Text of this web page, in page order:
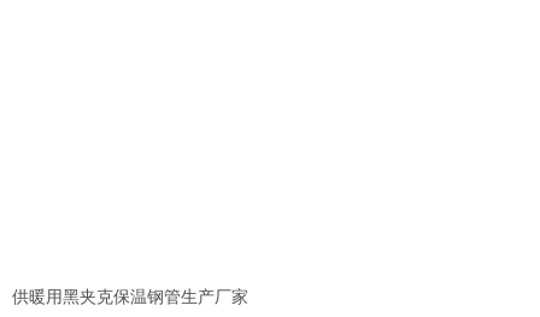
供暖用黑夹克保温钢管生产厂家